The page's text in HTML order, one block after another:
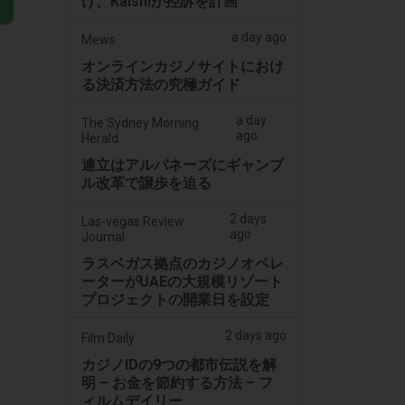
Mews a day ago
オンラインカジノサイトにおけ
る決済方法の究極ガイド
The Sydney Morning
Herald
a day
ago
連立はアルバネーズにギャンブ
ル改革で譲歩を迫る
Las-vegas Review
Journal
2 days
ago
ラスベガス拠点のカジノオペレ
ーターがUAEの大規模リゾート
プロジェクトの開業日を設定
Film Daily 2 days ago
カジノIDの9つの都市伝説を解
明 – お金を節約する方法 – フ
ィルムデイリー